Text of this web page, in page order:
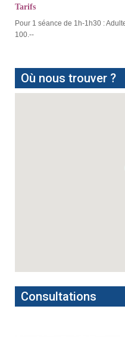
Tarifs
Pour 1 séance de 1h-1h30 :
100.--
Où nous trouver ?
Consultations